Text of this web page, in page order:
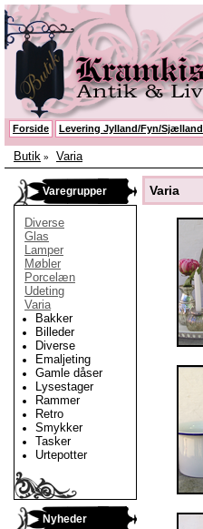
Forside Levering Jylland/Fyn/Sjælland
Butik » Varia
Varegrupper
Diverse
Glas
Lamper
Møbler
Porcelæn
Udeting
Varia
Bakker
Billeder
Diverse
Emaljeting
Gamle dåser
Lysestager
Rammer
Retro
Smykker
Tasker
Urtepotter
Nyheder
Varia